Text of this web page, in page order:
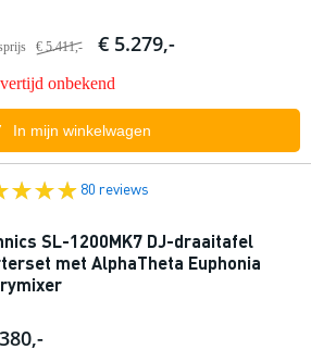
€ 5.411,- € 5.279,-
onbekend
In mijn winkelwagen
80 reviews
SL-1200MK7 DJ-draaitafel
met AlphaTheta Euphonia